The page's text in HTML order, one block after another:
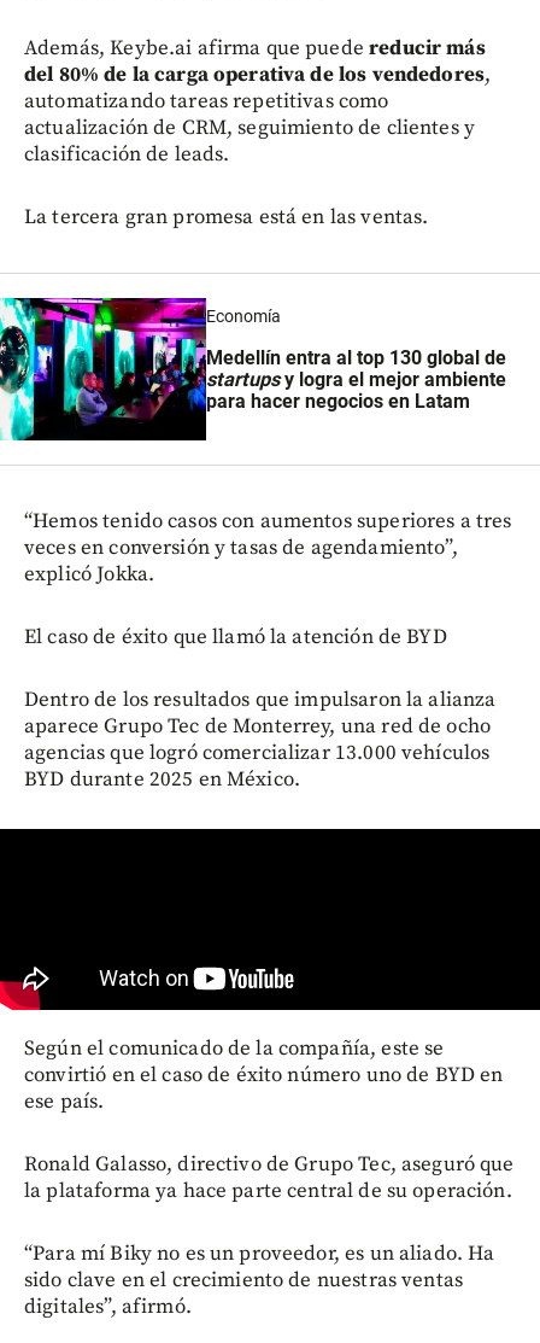
Además, Keybe.ai afirma que puede reducir más
del 80% de la carga operativa de los vendedores,
automatizando tareas repetitivas como
actualización de CRM, seguimiento de clientes y
clasificación de leads.
La tercera gran promesa está en las ventas.
Economía
Medellín entra al top 130 global de
startupsy logra el mejor ambiente
para hacer negocios en Latam
“Hemos tenido casos con aumentos superiores a tres
veces en conversión y tasas de agendamiento”,
explicó Jokka.
El caso de éxito que llamó la atención de BYD
Dentro de los resultados que impulsaron la alianza
aparece Grupo Tec de Monterrey, una red de ocho
agencias que logró comercializar 13.000 vehículos
BYD durante 2025 en México.
Según el comunicado de la compañía, este se
convirtió en el caso de éxito número uno de BYD en
ese país.
Ronald Galasso, directivo de Grupo Tec, aseguró que
la plataforma ya hace parte central de su operación.
“Para mí Biky no es un proveedor, es un aliado. Ha
sido clave en el crecimiento de nuestras ventas
digitales”, afirmó.